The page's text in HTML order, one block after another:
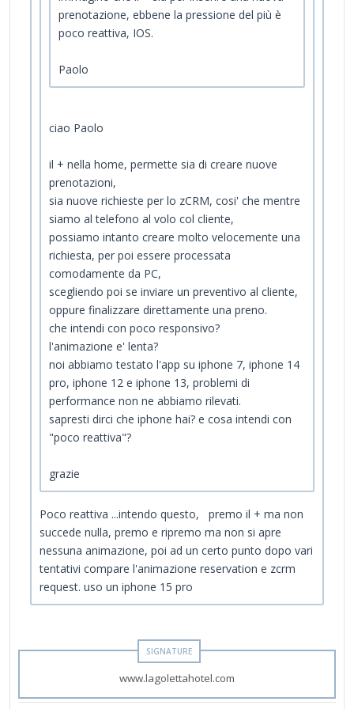
prenotazione, ebbene la pressione del più è
poco reattiva, IOS.
Paolo
ciao Paolo
il + nella home, permette sia di creare nuove
prenotazioni,
sia nuove richieste per lo zCRM, cosi' che mentre
siamo al telefono al volo col cliente,
possiamo intanto creare molto velocemente una
richiesta, per poi essere processata
comodamente da PC,
scegliendo poi se inviare un preventivo al cliente,
oppure finalizzare direttamente una preno.
che intendi con poco responsivo?
l'animazione e' lenta?
noi abbiamo testato l'app su iphone 7, iphone 14
pro, iphone 12 e iphone 13, problemi di
performance non ne abbiamo rilevati.
sapresti dirci che iphone hai? e cosa intendi con
"poco reattiva"?
grazie
Poco reattiva ...intendo questo, premo il + ma non
succede nulla, premo e ripremo ma non si apre
nessuna animazione, poi ad un certo punto dopo vari
tentativi compare l'animazione reservation e zcrm
request. uso un iphone 15 pro
www.lagolettahotel.com